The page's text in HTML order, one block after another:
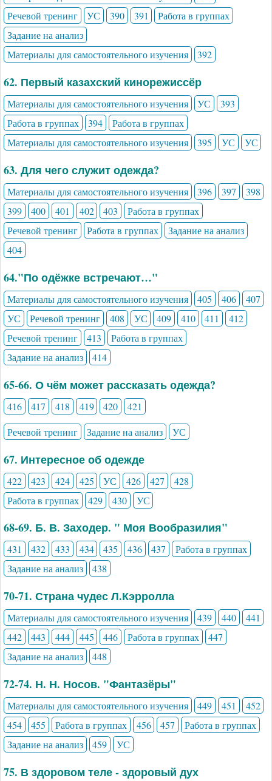
Речевой тренинг
УС 390 391
Работа в группах
Задание на анализ
Материалы для самостоятельного изучения
392
62. Первый казахский кинорежиссёр
Материалы для самостоятельного изучения УС
393
Работа в группах
394
Работа в группах
Материалы для самостоятельного изучения
395 УС УС
63. Для чего служит одежда?
Материалы для самостоятельного изучения 396 397
398
399
400 401 402 403
Работа в группах
Речевой тренинг
Работа в группах
Задание на анализ
404
64."По одёжке встречают…"
Материалы для самостоятельного изучения 405 406
407
УС
Речевой тренинг 408 УС 409 410 411
412
Речевой тренинг
413
Работа в группах
Задание на анализ
414
65-66. О чём может рассказать одежда?
416 417 418 419 420
421
Речевой тренинг
Задание на анализ УС
67. Интересное об одежде
422 423 424 425 УС 426 427
428
Работа в группах
429 430 УС
68-69. Б. В. Заходер. " Моя Вообразилия"
431 432 433 434 435 436 437
Работа в группах
Задание на анализ
438
70-71. Страна чудес Л.Кэрролла
Материалы для самостоятельного изучения 439 440
441
442
443 444 445 446 Работа в группах
447
Задание на анализ
448
72-74. Н. Н. Носов. "Фантазёры"
Материалы для самостоятельного изучения 449 451
452
454
455 Работа в группах 456 457
Работа в группах
Задание на анализ
459 УС
75. В здоровом теле - здоровый дух